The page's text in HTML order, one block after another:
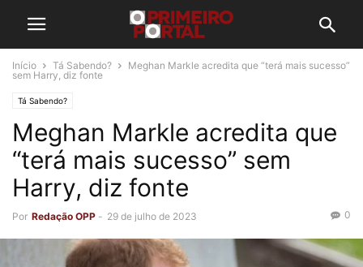
Início Tá Sabendo?
Meghan Markle acredita que “terá mais sucesso”
sem Harry, diz fonte
Tá Sabendo?
Meghan Markle acredita que
“terá mais sucesso” sem
Harry, diz fonte
Por Redação OPP - 29 de julho de 2023 0